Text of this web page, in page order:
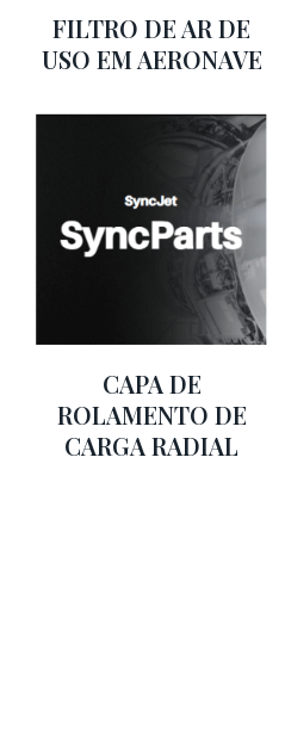
FILTRO DE AR DE
USO EM AERONAVE
CAPA DE
ROLAMENTO DE
CARGA RADIAL